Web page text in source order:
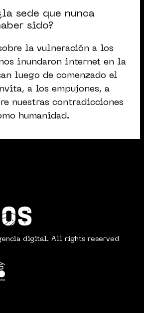
sede que nunca
sido?
la vulneración a los
inundaron internet en la
luego de comenzado el
a los empujones, a
nuestras contradicciones
humanidad.
digital. All rights reserved